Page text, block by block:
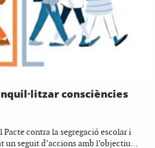
consciències
Pacte contra la segregació escolar i
un seguit d’accions amb l’objectiu...